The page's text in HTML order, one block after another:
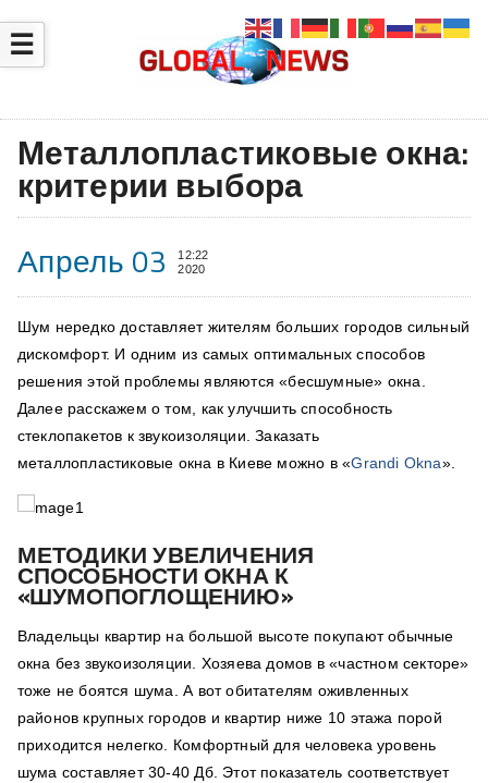
☰
Металлопластиковые окна:
критерии выбора
Апрель 03
12:22
2020
Шум нередко доставляет жителям больших городов сильный
дискомфорт. И одним из самых оптимальных способов
решения этой проблемы являются «бесшумные» окна.
Далее расскажем о том, как улучшить способность
стеклопакетов к звукоизоляции. Заказать
металлопластиковые окна в Киеве можно в «Grandi Okna».
МЕТОДИКИ УВЕЛИЧЕНИЯ
СПОСОБНОСТИ ОКНА К
«ШУМОПОГЛОЩЕНИЮ»
Владельцы квартир на большой высоте покупают обычные
окна без звукоизоляции. Хозяева домов в «частном секторе»
тоже не боятся шума. А вот обитателям оживленных
районов крупных городов и квартир ниже 10 этажа порой
приходится нелегко. Комфортный для человека уровень
шума составляет 30-40 Дб. Этот показатель соответствует